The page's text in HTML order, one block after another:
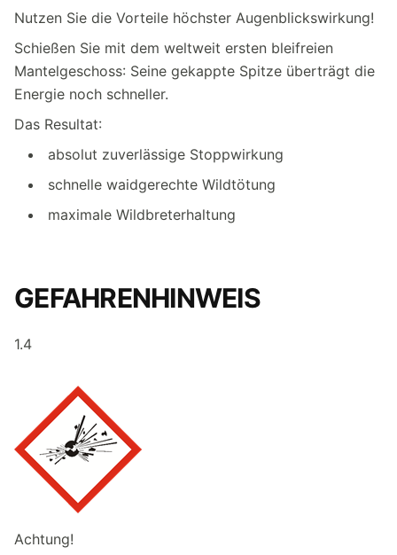
Nutzen Sie die Vorteile höchster Augenblickswirkung!
Schießen Sie mit dem weltweit ersten bleifreien
Mantel­geschoss: Seine gekappte Spitze überträgt die
Energie noch schneller.
Das Resultat:
absolut zuverlässige Stoppwirkung
schnelle waidgerechte Wildtötung
maximale Wildbreterhaltung
GEFAHRENHINWEIS
1.4
Achtung!